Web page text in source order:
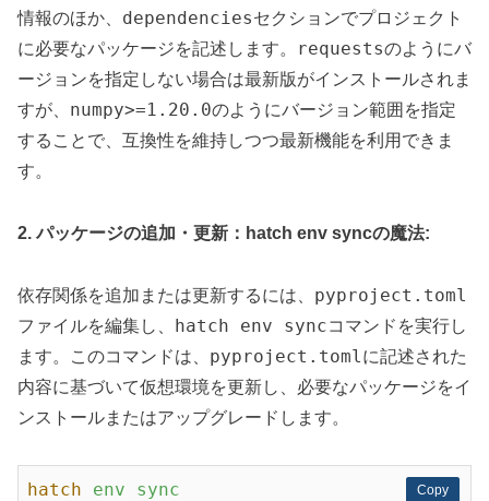
情報のほか、 dependenciesセクションでプロジェクト
に必要なパッケージを記述します。
requestsのようにバ
ージョンを指定しない場合は最新版がインストールされま
すが、 numpy>=1.20.0のようにバージョン範囲を指定
することで、互換性を維持しつつ最新機能を利用できま
す。
2. パッケージの追加・更新：hatch env syncの魔法:
依存関係を追加または更新するには、 pyproject.toml
ファイルを編集し、 hatch env syncコマンドを実行し
ます。このコマンドは、 pyproject.tomlに記述された
内容に基づいて仮想環境を更新し、必要なパッケージをイ
ンストールまたはアップグレードします。
Copy
Copy
hatch env sync